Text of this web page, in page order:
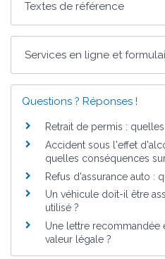
Textes de référence
Services en ligne et
Questions ? Réponses !
Retrait de permis :
Accident sous l'effet
quelles conséquences
Refus d'assurance auto :
Un véhicule doit-il être
utilisé ?
Une lettre
valeur légale ?